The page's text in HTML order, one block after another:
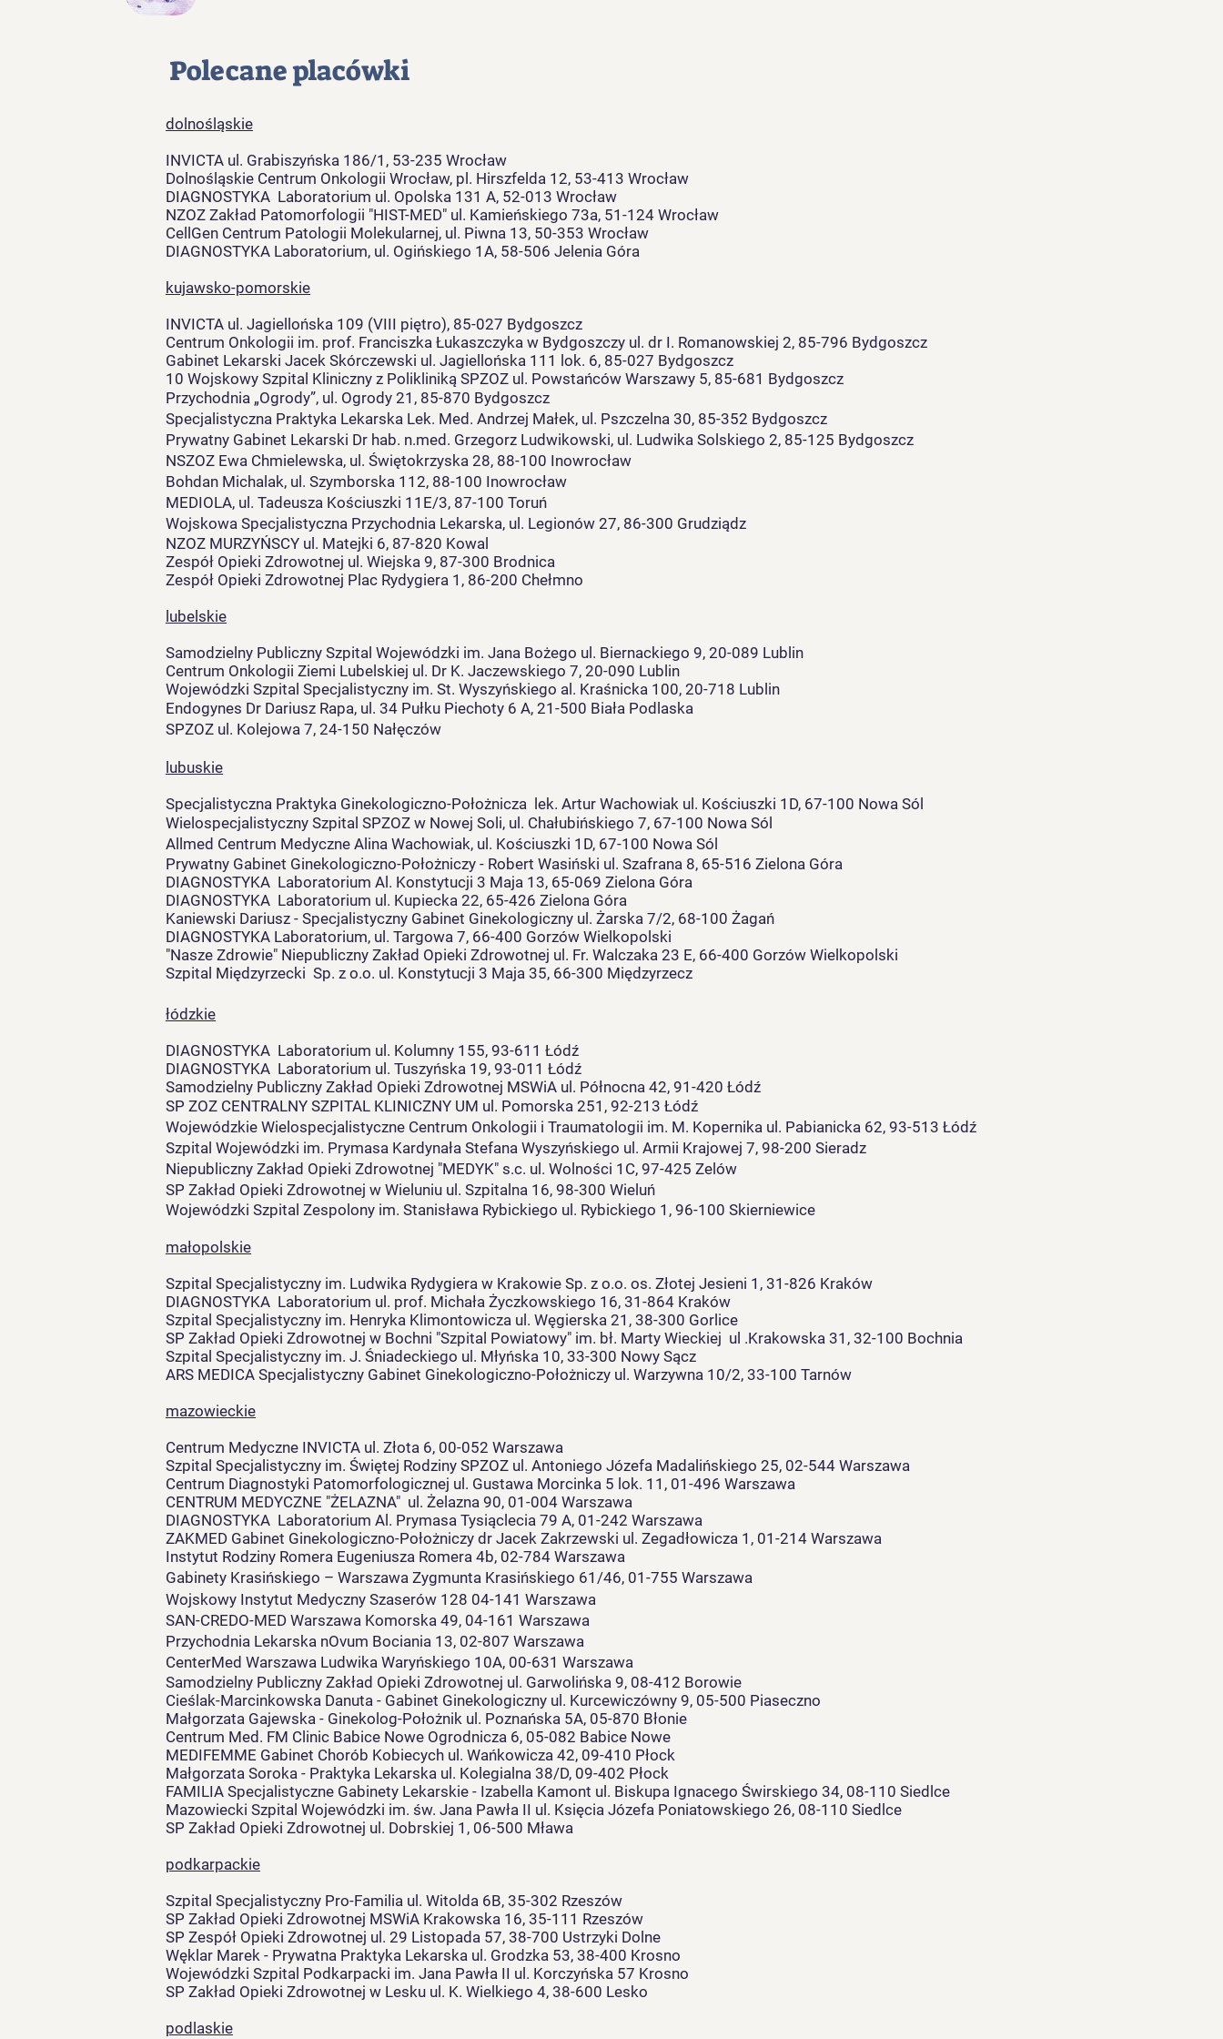
Polecane placówki
dolnośląskie
INVICTA ul. Grabiszyńska 186/1, 53-235 Wrocław
Dolnośląskie Centrum Onkologii Wrocław, pl. Hirszfelda 12, 53-413 Wrocław
DIAGNOSTYKA Laboratorium ul. Opolska 131 A, 52-013 Wrocław
NZOZ Zakład Patomorfologii "HIST-MED" ul. Kamieńskiego 73a, 51-124 Wrocław
CellGen Centrum Patologii Molekularnej, ul. Piwna 13, 50-353 Wrocław
DIAGNOSTYKA Laboratorium, ul. Ogińskiego 1A, 58-506 Jelenia Góra
kujawsko-pomorskie
INVICTA ul. Jagiellońska 109 (VIII piętro), 85-027 Bydgoszcz
Centrum Onkologii im. prof. Franciszka Łukaszczyka w Bydgoszczy ul. dr I. Romanowskiej 2, 85-796 Bydgoszcz
Gabinet Lekarski Jacek Skórczewski ul. Jagiellońska 111 lok. 6, 85-027 Bydgoszcz
10 Wojskowy Szpital Kliniczny z Polikliniką SPZOZ ul. Powstańców Warszawy 5, 85-681 Bydgoszcz
Przychodnia „Ogrody”, ul. Ogrody 21, 85-870 Bydgoszcz
Specjalistyczna Praktyka Lekarska Lek. Med. Andrzej Małek, ul. Pszczelna 30, 85-352 Bydgoszcz
Prywatny Gabinet Lekarski Dr hab. n.med. Grzegorz Ludwikowski, ul. Ludwika Solskiego 2, 85-125 Bydgoszcz
NSZOZ Ewa Chmielewska, ul. Świętokrzyska 28, 88-100 Inowrocław
Bohdan Michalak, ul. Szymborska 112, 88-100 Inowrocław
MEDIOLA, ul. Tadeusza Kościuszki 11E/3, 87-100 Toruń
Wojskowa Specjalistyczna Przychodnia Lekarska, ul. Legionów 27, 86-300 Grudziądz
NZOZ MURZYŃSCY ul. Matejki 6, 87-820 Kowal
Zespół Opieki Zdrowotnej ul. Wiejska 9, 87-300 Brodnica
Zespół Opieki Zdrowotnej Plac Rydygiera 1, 86-200 Chełmno
lubelskie
Samodzielny Publiczny Szpital Wojewódzki im. Jana Bożego ul. Biernackiego 9, 20-089 Lublin
Centrum Onkologii Ziemi Lubelskiej ul. Dr K. Jaczewskiego 7, 20-090 Lublin
Wojewódzki Szpital Specjalistyczny im. St. Wyszyńskiego al. Kraśnicka 100, 20-718 Lublin
Endogynes Dr Dariusz Rapa, ul. 34 Pułku Piechoty 6 A, 21-500 Biała Podlaska
SPZOZ ul. Kolejowa 7, 24-150 Nałęczów
lubuskie
Specjalistyczna Praktyka Ginekologiczno-Położnicza lek. Artur Wachowiak ul. Kościuszki 1D, 67-100 Nowa Sól
Wielospecjalistyczny Szpital SPZOZ w Nowej Soli, ul. Chałubińskiego 7, 67-100 Nowa Sól
Allmed Centrum Medyczne Alina Wachowiak, ul. Kościuszki 1D, 67-100 Nowa Sól
Prywatny Gabinet Ginekologiczno-Położniczy - Robert Wasiński ul. Szafrana 8, 65-516 Zielona Góra
DIAGNOSTYKA Laboratorium Al. Konstytucji 3 Maja 13, 65-069 Zielona Góra
DIAGNOSTYKA Laboratorium ul. Kupiecka 22, 65-426 Zielona Góra
Kaniewski Dariusz - Specjalistyczny Gabinet Ginekologiczny ul. Żarska 7/2, 68-100 Żagań
DIAGNOSTYKA Laboratorium, ul. Targowa 7, 66-400 Gorzów Wielkopolski
"Nasze Zdrowie" Niepubliczny Zakład Opieki Zdrowotnej ul. Fr. Walczaka 23 E, 66-400 Gorzów Wielkopolski
Szpital Międzyrzecki Sp. z o.o. ul. Konstytucji 3 Maja 35, 66-300 Międzyrzecz
łódzkie
DIAGNOSTYKA Laboratorium ul. Kolumny 155, 93-611 Łódź
DIAGNOSTYKA Laboratorium ul. Tuszyńska 19, 93-011 Łódź
Samodzielny Publiczny Zakład Opieki Zdrowotnej MSWiA ul. Północna 42, 91-420 Łódź
SP ZOZ CENTRALNY SZPITAL KLINICZNY UM ul. Pomorska 251, 92-213 Łódź
Wojewódzkie Wielospecjalistyczne Centrum Onkologii i Traumatologii im. M. Kopernika ul. Pabianicka 62, 93-513 Łódź
Szpital Wojewódzki im. Prymasa Kardynała Stefana Wyszyńskiego ul. Armii Krajowej 7, 98-200 Sieradz
Niepubliczny Zakład Opieki Zdrowotnej "MEDYK" s.c. ul. Wolności 1C, 97-425 Zelów
SP Zakład Opieki Zdrowotnej w Wieluniu ul. Szpitalna 16, 98-300 Wieluń
Wojewódzki Szpital Zespolony im. Stanisława Rybickiego ul. Rybickiego 1, 96-100 Skierniewice
małopolskie
Szpital Specjalistyczny im. Ludwika Rydygiera w Krakowie Sp. z o.o. os. Złotej Jesieni 1, 31-826 Kraków
DIAGNOSTYKA Laboratorium ul. prof. Michała Życzkowskiego 16, 31-864 Kraków
Szpital Specjalistyczny im. Henryka Klimontowicza ul. Węgierska 21, 38-300 Gorlice
SP Zakład Opieki Zdrowotnej w Bochni "Szpital Powiatowy" im. bł. Marty Wieckiej ul .Krakowska 31, 32-100 Bochnia
Szpital Specjalistyczny im. J. Śniadeckiego ul. Młyńska 10, 33-300 Nowy Sącz
ARS MEDICA Specjalistyczny Gabinet Ginekologiczno-Położniczy ul. Warzywna 10/2, 33-100 Tarnów
mazowieckie
Centrum Medyczne INVICTA ul. Złota 6, 00-052 Warszawa
Szpital Specjalistyczny im. Świętej Rodziny SPZOZ ul. Antoniego Józefa Madalińskiego 25, 02-544 Warszawa
Centrum Diagnostyki Patomorfologicznej ul. Gustawa Morcinka 5 lok. 11, 01-496 Warszawa
CENTRUM MEDYCZNE "ŻELAZNA" ul. Żelazna 90, 01-004 Warszawa
DIAGNOSTYKA Laboratorium Al. Prymasa Tysiąclecia 79 A, 01-242 Warszawa
ZAKMED Gabinet Ginekologiczno-Położniczy dr Jacek Zakrzewski ul. Zegadłowicza 1, 01-214 Warszawa
Instytut Rodziny Romera Eugeniusza Romera 4b, 02-784 Warszawa
Gabinety Krasińskiego – Warszawa Zygmunta Krasińskiego 61/46, 01-755 Warszawa
Wojskowy Instytut Medyczny Szaserów 128 04-141 Warszawa
SAN-CREDO-MED Warszawa Komorska 49, 04-161 Warszawa
Przychodnia Lekarska nOvum Bociania 13, 02-807 Warszawa
CenterMed Warszawa Ludwika Waryńskiego 10A, 00-631 Warszawa
Samodzielny Publiczny Zakład Opieki Zdrowotnej ul. Garwolińska 9, 08-412 Borowie
Cieślak-Marcinkowska Danuta - Gabinet Ginekologiczny ul. Kurcewiczówny 9, 05-500 Piaseczno
Małgorzata Gajewska - Ginekolog-Położnik ul. Poznańska 5A, 05-870 Błonie
Centrum Med. FM Clinic Babice Nowe Ogrodnicza 6, 05-082 Babice Nowe
MEDIFEMME Gabinet Chorób Kobiecych ul. Wańkowicza 42, 09-410 Płock
Małgorzata Soroka - Praktyka Lekarska ul. Kolegialna 38/D, 09-402 Płock
FAMILIA Specjalistyczne Gabinety Lekarskie - Izabella Kamont ul. Biskupa Ignacego Świrskiego 34, 08-110 Siedlce
Mazowiecki Szpital Wojewódzki im. św. Jana Pawła II ul. Księcia Józefa Poniatowskiego 26, 08-110 Siedlce
SP Zakład Opieki Zdrowotnej ul. Dobrskiej 1, 06-500 Mława
podkarpackie
Szpital Specjalistyczny Pro-Familia ul. Witolda 6B, 35-302 Rzeszów
SP Zakład Opieki Zdrowotnej MSWiA Krakowska 16, 35-111 Rzeszów
SP Zespół Opieki Zdrowotnej ul. 29 Listopada 57, 38-700 Ustrzyki Dolne
Węklar Marek - Prywatna Praktyka Lekarska ul. Grodzka 53, 38-400 Krosno
Wojewódzki Szpital Podkarpacki im. Jana Pawła II ul. Korczyńska 57 Krosno
SP Zakład Opieki Zdrowotnej w Lesku ul. K. Wielkiego 4, 38-600 Lesko
podlaskie